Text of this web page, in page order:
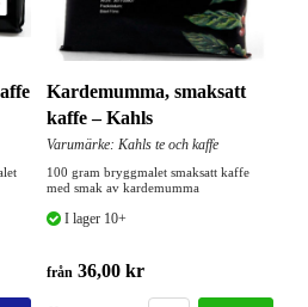
Kardemumma, smaksatt
kaffe – Kahls
Varumärke: Kahls te och kaffe
100 gram bryggmalet smaksatt kaffe
med smak av kardemumma
I lager 10+
från 36,00 kr